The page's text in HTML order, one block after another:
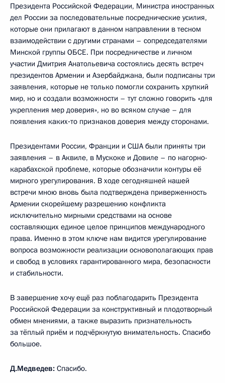
Президента Российской Федерации, Министра иностранных
дел России за последовательные посреднические усилия,
которые они прилагают в данном направлении в тесном
взаимодействии с другими странами – сопредседателями
Минской группы ОБСЕ. При посредничестве и личном
участии Дмитрия Анатольевича состоялись десять встреч
президентов Армении и Азербайджана, были подписаны три
заявления, которые не только помогли сохранить хрупкий
мир, но и создали возможности – тут сложно говорить «для
укрепления мер доверия», но во всяком случае – для
появления каких‑то признаков доверия между сторонами.
Президентами России, Франции и США были приняты три
заявления – в Аквиле, в Мускоке и Довиле – по нагорно-
карабахской проблеме, которые обозначили контуры её
мирного урегулирования. В ходе сегодняшней нашей
встречи мною вновь была подтверждена приверженность
Армении скорейшему разрешению конфликта
исключительно мирными средствами на основе
составляющих единое целое принципов международного
права. Именно в этом ключе нам видится урегулирование
вопроса возможности реализации основополагающих прав
и свобод в условиях гарантированного мира, безопасности
и стабильности.
В завершение хочу ещё раз поблагодарить Президента
Российской Федерации за конструктивный и плодотворный
обмен мнениями, а также выразить признательность
за тёплый приём и подчёркнутую внимательность. Спасибо
большое.
Д.Медведев: Спасибо.